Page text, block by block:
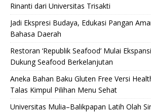
Rinanti dari Universitas Trisakti
Jadi Ekspresi Budaya, Edukasi Pangan
Bahasa Daerah
Restoran ‘Republik Seafood’ Mulai
Dukung Seafood Berkelanjutan
Aneka Bahan Baku Gluten Free Versi
Talas Kimpul Pilihan Menu Sehat
Universitas Mulia–Balikpapan Latih Olah